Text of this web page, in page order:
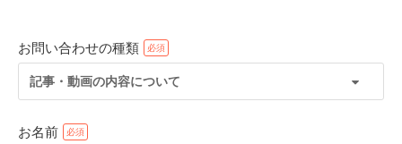
お問い合わせの種類
記事・動画の内容について
お名前